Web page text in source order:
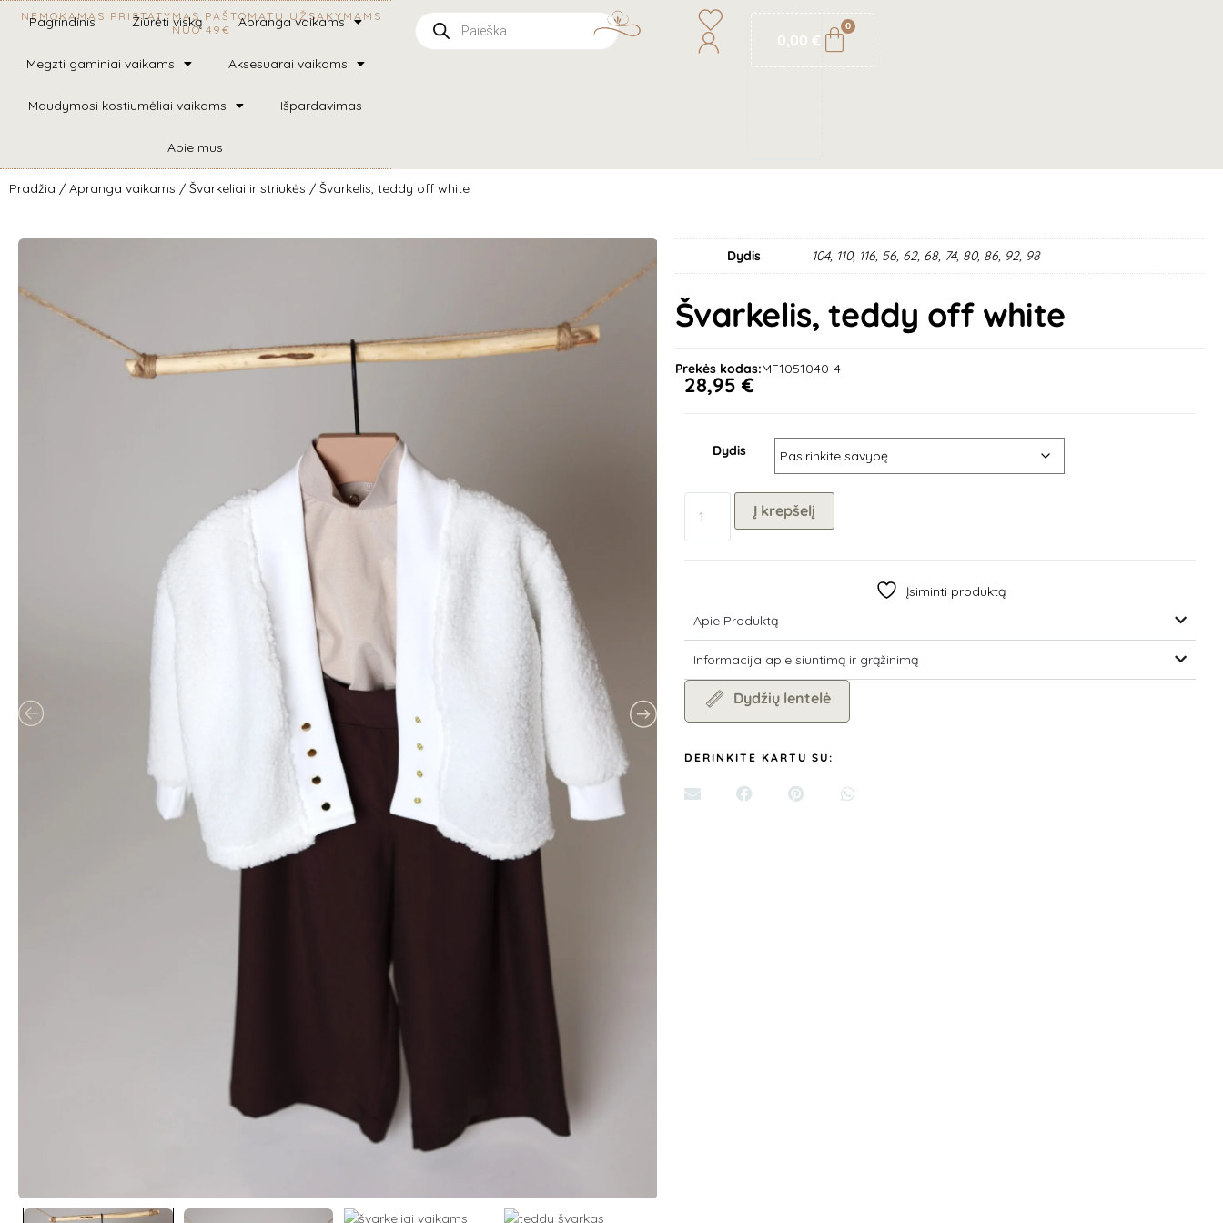
NEMOKAMAS PRISTATYMAS PAŠTOMATU UŽSAKYMAMS
NUO 49€
0,00€
0
Pagrindinis Žiūrėti viską Apranga vaikams
Megzti gaminiai vaikams Aksesuarai vaikams
Maudymosi kostiumėliai vaikams Išpardavimas
Apie mus
Pradžia / Apranga vaikams / Švarkeliai ir striukės / Švarkelis, teddy off white
Dydis 104, 110, 116, 56, 62, 68, 74, 80, 86, 92, 98
Švarkelis, teddy off white
Prekės kodas:MF1051040-4
28,95€
Dydis
Į krepšelį
Įsiminti produktą
Apie Produktą
Informacija apie siuntimą ir grąžinimą
Dydžių lentelė
DERINKITE KARTU SU: